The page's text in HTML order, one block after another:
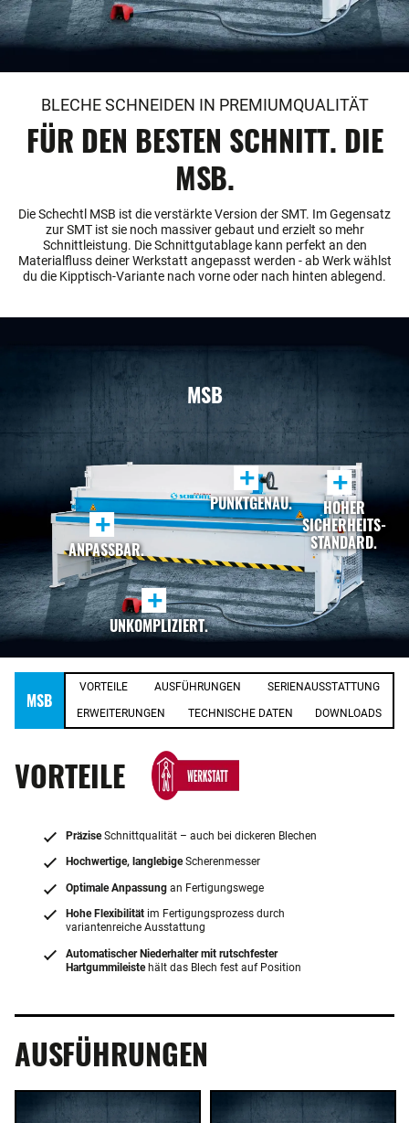
BLECHE SCHNEIDEN IN PREMIUMQUALITÄT
FÜR DEN BESTEN SCHNITT. DIE
MSB.
Die Schechtl MSB ist die verstärkte Version der SMT. Im Gegensatz
zur SMT ist sie noch massiver gebaut und erzielt so mehr
Schnittleistung. Die Schnittgutablage kann perfekt an den
Materialfluss deiner Werkstatt angepasst werden - ab Werk wählst
du die Kipptisch-Variante nach vorne oder nach hinten ablegend.
MSB
+
PUNKTGENAU.
+
HOHER
SICHERHEITS-
STANDARD.
+
ANPASSBAR.
+
UNKOMPLIZIERT.
MSB
VORTEILE AUSFÜHRUNGEN SERIENAUSSTATTUNG
ERWEITERUNGEN TECHNISCHE DATEN DOWNLOADS
VORTEILE
PräziseSchnittqualität – auch bei dickeren Blechen
Hochwertige, langlebigeScherenmesser
Optimale Anpassung an Fertigungswege
Hohe Flexibilität im Fertigungsprozess durch
variantenreiche Ausstattung
Automatischer Niederhalter mit rutschfester
Hartgummileistehält das Blech fest auf Position
AUSFÜHRUNGEN